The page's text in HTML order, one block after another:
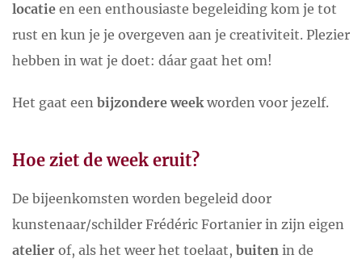
locatie en een enthousiaste begeleiding kom je tot
rust en kun je je overgeven aan je creativiteit. Plezier
hebben in wat je doet: dáar gaat het om!
Het gaat een bijzondere weekworden voor jezelf.
Hoe ziet de week eruit?
De bijeenkomsten worden begeleid door
kunstenaar/schilder Frédéric Fortanier in zijn eigen
atelier of, als het weer het toelaat, buiten in de